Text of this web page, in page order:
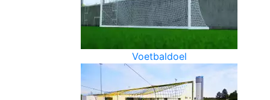
Voetbaldoel